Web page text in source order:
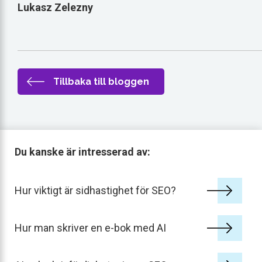
Lukasz Zelezny
Tillbaka till bloggen
Du kanske är intresserad av:
Hur viktigt är sidhastighet för SEO?
Hur man skriver en e-bok med AI